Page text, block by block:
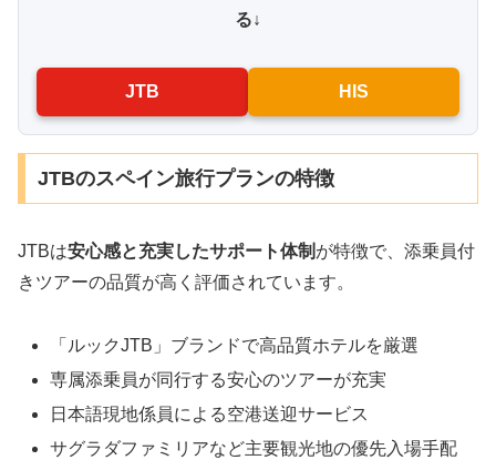
る↓
JTB HIS
JTBのスペイン旅行プランの特徴
JTBは安心感と充実したサポート体制 が特徴で、添乗員付
きツアーの品質が高く評価されています。
「ルックJTB」ブランドで高品質ホテルを厳選
専属添乗員が同行する安心のツアーが充実
日本語現地係員による空港送迎サービス
サグラダファミリアなど主要観光地の優先入場手配